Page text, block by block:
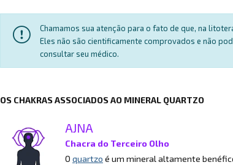
Chamamos sua atenção para o fato de que, na
Eles não são cientificamente comprovados e não
consultar seu médico.
OS CHAKRAS ASSOCIADOS AO MINERAL QUARTZO
AJNA
Chacra do Terceiro Olho
O quartzo é um mineral altamente